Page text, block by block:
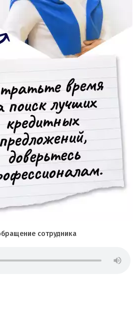
сотрудника